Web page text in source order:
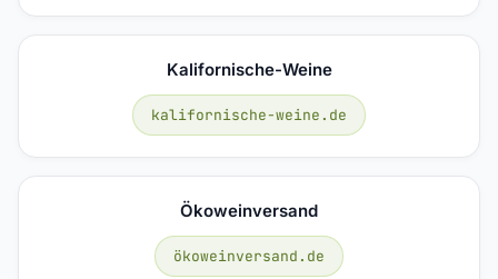
Kalifornische-Weine
kalifornische-weine.de
Ökoweinversand
ökoweinversand.de